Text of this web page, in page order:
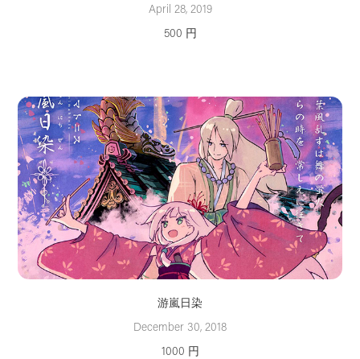
April 28, 2019
500 円
游嵐日染
December 30, 2018
1000 円